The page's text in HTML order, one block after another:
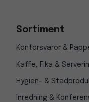
Sortiment
Kontorsvaror &
Kaffe, Fika &
Hygien- &
Inredning &